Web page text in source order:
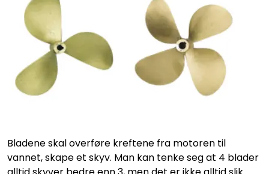
Bladene skal overføre kreftene fra motoren til
vannet, skape et skyv. Man kan tenke seg at 4 blader